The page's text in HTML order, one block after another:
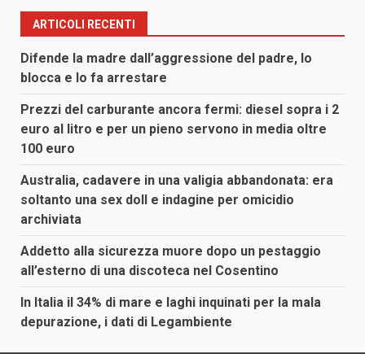
ARTICOLI RECENTI
Difende la madre dall’aggressione del padre, lo
blocca e lo fa arrestare
Prezzi del carburante ancora fermi: diesel sopra i 2
euro al litro e per un pieno servono in media oltre
100 euro
Australia, cadavere in una valigia abbandonata: era
soltanto una sex doll e indagine per omicidio
archiviata
Addetto alla sicurezza muore dopo un pestaggio
all’esterno di una discoteca nel Cosentino
In Italia il 34% di mare e laghi inquinati per la mala
depurazione, i dati di Legambiente